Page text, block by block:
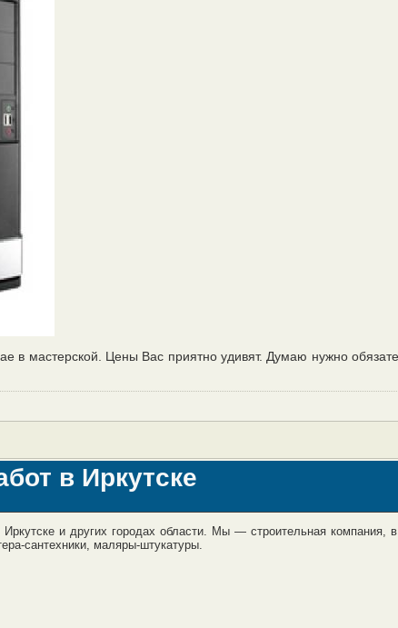
в мастерской. Цены Вас приятно удивят. Думаю нужно
в Иркутске
и других городах области. Мы — строительная компания,
сантехники, маляры-штукатуры.